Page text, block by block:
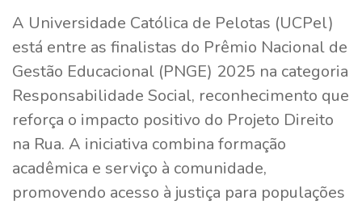
A Universidade Católica de Pelotas (UCPel)
está entre as finalistas do Prêmio Nacional de
Gestão Educacional (PNGE) 2025 na categoria
Responsabilidade Social, reconhecimento que
reforça o impacto positivo do Projeto Direito
na Rua. A iniciativa combina formação
acadêmica e serviço à comunidade,
promovendo acesso à justiça para populações